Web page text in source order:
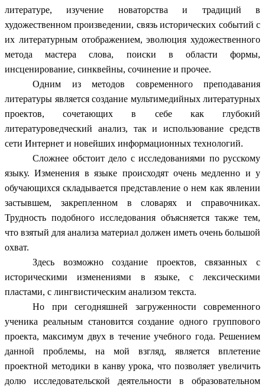
литературе, изучение новаторства и традиций в
художественном произведении, связь исторических событий с
их литературным отображением, эволюция художественного
метода мастера слова, поиски в области формы,
инсценирование, синквейны, сочинение и прочее.
Одним из методов современного преподавания
литературы является создание мультимедийных литературных
проектов, сочетающих в себе как глубокий
литературоведческий анализ, так и использование средств
сети Интернет и новейших информационных технологий.
Сложнее обстоит дело с исследованиями по русскому
языку. Изменения в языке происходят очень медленно и у
обучающихся складывается представление о нем как явлении
застывшем, закрепленном в словарях и справочниках.
Трудность подобного исследования объясняется также тем,
что взятый для анализа материал должен иметь очень большой
охват.
Здесь возможно создание проектов, связанных с
историческими изменениями в языке, с лексическими
пластами, с лингвистическим анализом текста.
Но при сегодняшней загруженности современного
ученика реальным становится создание одного группового
проекта, максимум двух в течение учебного года. Решением
данной проблемы, на мой взгляд, является вплетение
проектной методики в канву урока, что позволяет увеличить
долю исследовательской деятельности в образовательном